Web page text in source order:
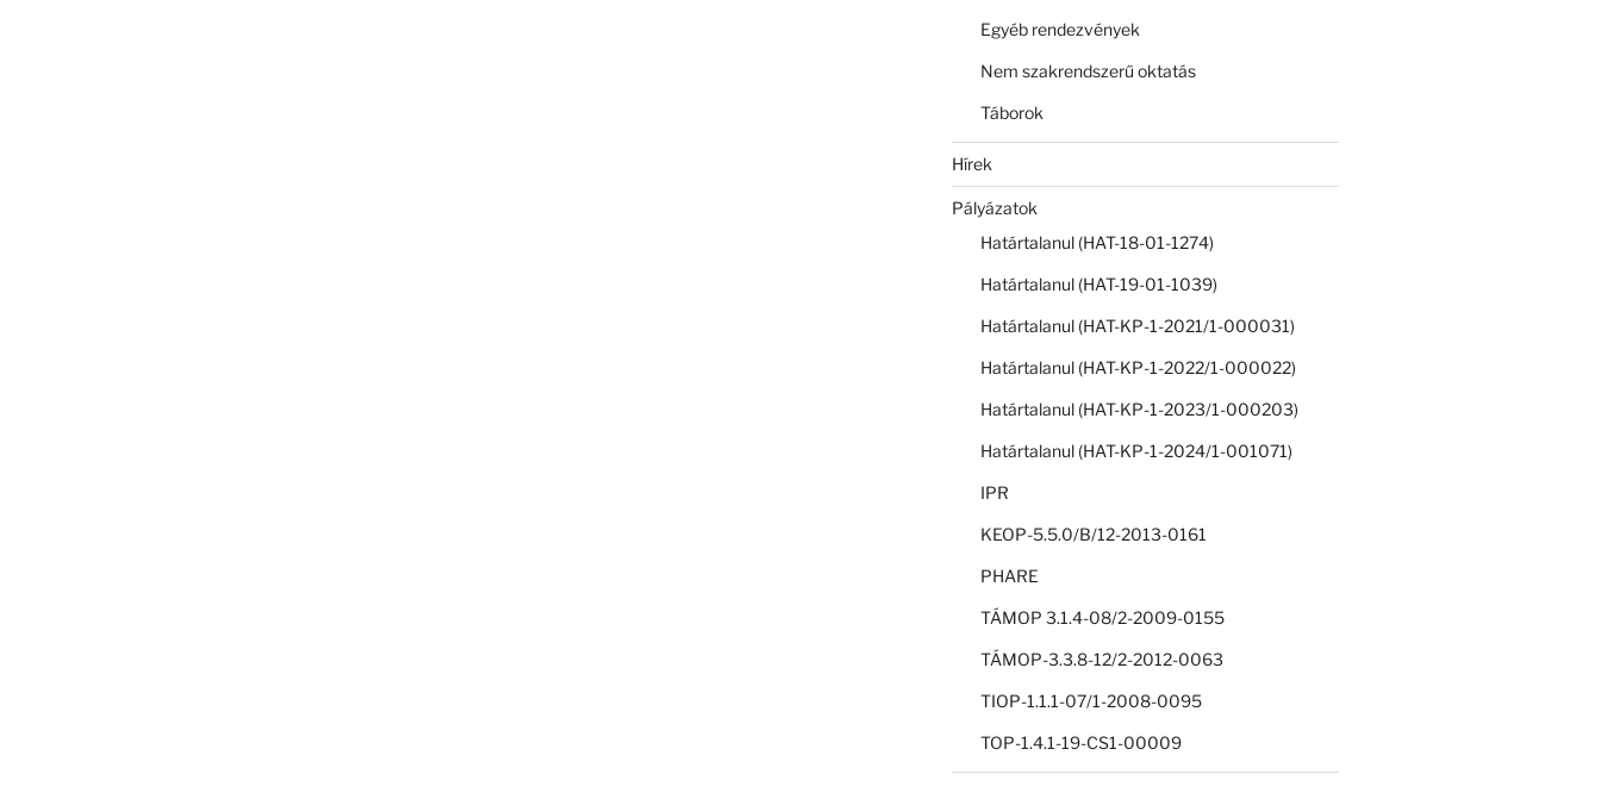
Egyéb rendezvények
Nem szakrendszerű oktatás
Táborok
Hírek
Pályázatok
Határtalanul (HAT-18-01-1274)
Határtalanul (HAT-19-01-1039)
Határtalanul (HAT-KP-1-2021/1-000031)
Határtalanul (HAT-KP-1-2022/1-000022)
Határtalanul (HAT-KP-1-2023/1-000203)
Határtalanul (HAT-KP-1-2024/1-001071)
IPR
KEOP-5.5.0/B/12-2013-0161
PHARE
TÁMOP 3.1.4-08/2-2009-0155
TÁMOP-3.3.8-12/2-2012-0063
TIOP-1.1.1-07/1-2008-0095
TOP-1.4.1-19-CS1-00009